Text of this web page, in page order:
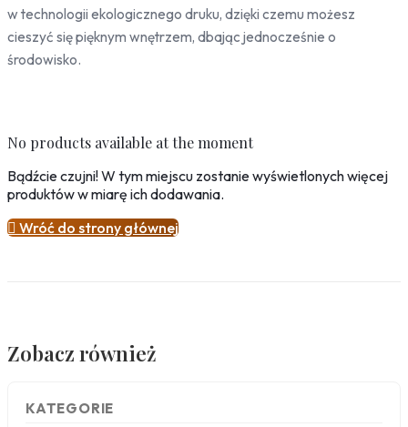
w technologii ekologicznego druku, dzięki czemu możesz
cieszyć się pięknym wnętrzem, dbając jednocześnie o
środowisko.
No products available at the moment
Bądźcie czujni! W tym miejscu zostanie wyświetlonych więcej
produktów w miarę ich dodawania.
 Wróć do strony głównej
Zobacz również
KATEGORIE